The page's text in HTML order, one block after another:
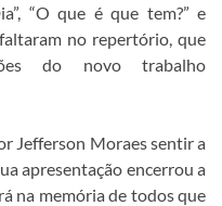
“O que é que tem?” e
no repertório, que
do novo trabalho
Jefferson Moraes sentir a
apresentação encerrou a
na memória de todos que